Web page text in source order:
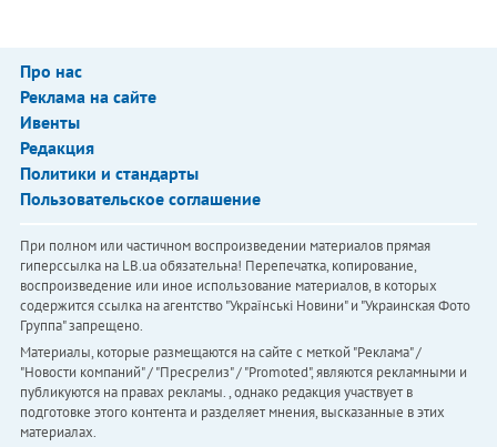
Про нас
Реклама на сайте
Ивенты
Редакция
Политики и стандарты
Пользовательское соглашение
При полном или частичном воспроизведении материалов прямая
гиперссылка на LB.ua обязательна! Перепечатка, копирование,
воспроизведение или иное использование материалов, в которых
содержится ссылка на агентство "Українськi Новини" и "Украинская Фото
Группа" запрещено.
Материалы, которые размещаются на сайте с меткой "Реклама" /
"Новости компаний" / "Пресрелиз" / "Promoted", являются рекламными и
публикуются на правах рекламы. , однако редакция участвует в
подготовке этого контента и разделяет мнения, высказанные в этих
материалах.